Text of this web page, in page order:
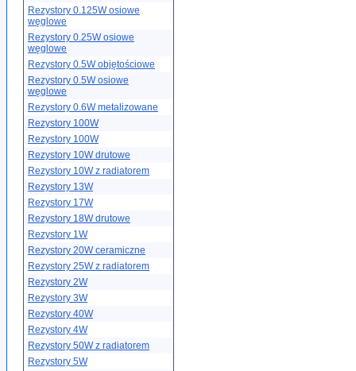
Rezystory 0.125W osiowe
węglowe
Rezystory 0.25W osiowe
węglowe
Rezystory 0.5W objętościowe
Rezystory 0.5W osiowe
węglowe
Rezystory 0.6W metalizowane
Rezystory 100W
Rezystory 100W
Rezystory 10W drutowe
Rezystory 10W z radiatorem
Rezystory 13W
Rezystory 17W
Rezystory 18W drutowe
Rezystory 1W
Rezystory 20W ceramiczne
Rezystory 25W z radiatorem
Rezystory 2W
Rezystory 3W
Rezystory 40W
Rezystory 4W
Rezystory 50W z radiatorem
Rezystory 5W